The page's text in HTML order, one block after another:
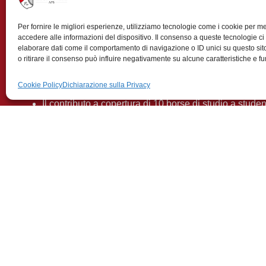
Per fornire le migliori esperienze, utilizziamo tecnologie come i cookie per
accedere alle informazioni del dispositivo. Il consenso a queste tecnologie ci
elaborare dati come il comportamento di navigazione o ID unici su questo
o ritirare il consenso può influire negativamente su alcune caratteristiche e
Cookie PolicyDichiarazione sulla Privacy
La Famiglia Legnanese APS ringrazia il Comune di
Il contributo ricevuto a sostegno del Premio di
Tirinnanzi
Il contributo a copertura di 10 borse di studio a